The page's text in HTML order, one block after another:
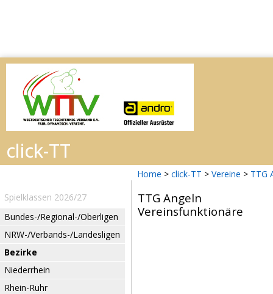
Home > click-TT > Vereine > TTG
Spielklassen 2026/27
Bundes-/Regional-/Oberligen
NRW-/Verbands-/Landesligen
Bezirke
Niederrhein
Rhein-Ruhr
TTG Angeln
Vereinsfunktionäre